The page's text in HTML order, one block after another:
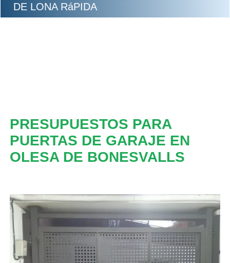
DE LONA RáPIDA
PRESUPUESTOS PARA
PUERTAS DE GARAJE EN
OLESA DE BONESVALLS